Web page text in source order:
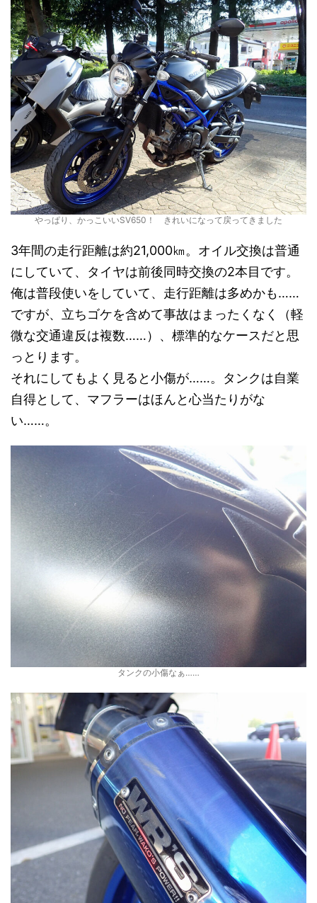
やっぱり、かっこいいSV650！ きれいになって戻ってきました
3年間の走行距離は約21,000㎞。オイル交換は普通
にしていて、タイヤは前後同時交換の2本目です。
俺は普段使いをしていて、走行距離は多めかも……
ですが、立ちゴケを含めて事故はまったくなく（軽
微な交通違反は複数……）、標準的なケースだと思
っとります。
それにしてもよく見ると小傷が……。タンクは自業
自得として、マフラーはほんと心当たりがな
い……。
タンクの小傷なぁ……